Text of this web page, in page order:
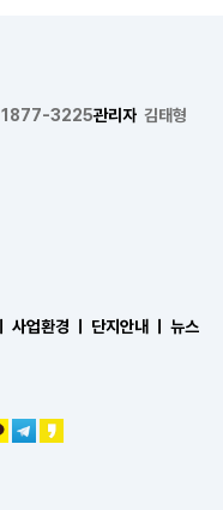
1877-3225관리자 김태형
사업환경 ㅣ 단지안내 ㅣ
뉴스